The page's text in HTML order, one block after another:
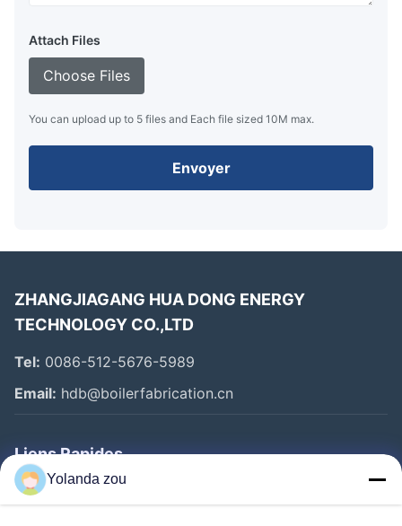
Attach Files
Choose Files
You can upload up to 5 files and Each file sized 10M max.
Envoyer
ZHANGJIAGANG HUA DONG ENERGY
TECHNOLOGY CO.,LTD
Tel: 0086-512-5676-5989
Email: hdb@boilerfabrication.cn
Liens Rapides
Maison
Yolanda zou